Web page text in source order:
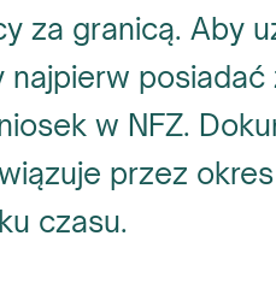
za granicą. Aby
w NFZ.
przez
czasu.